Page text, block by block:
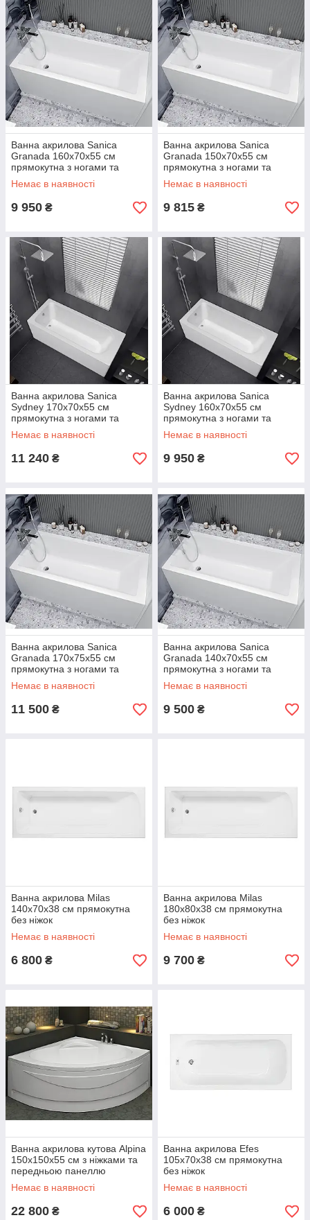
Ванна акрилова Sanica
Granada 160х70х55 см
прямокутна з ногами та
передньою панеллю
Немає в наявності
9 950 ₴
Ванна акрилова Sanica
Granada 150х70х55 см
прямокутна з ногами та
передньою панеллю
Немає в наявності
9 815 ₴
Ванна акрилова Sanica
Sydney 170х70х55 см
прямокутна з ногами та
передньою панеллю
Немає в наявності
11 240 ₴
Ванна акрилова Sanica
Sydney 160х70х55 см
прямокутна з ногами та
передньою панеллю
Немає в наявності
9 950 ₴
Ванна акрилова Sanica
Granada 170х75х55 см
прямокутна з ногами та
передньою панеллю
Немає в наявності
11 500 ₴
Ванна акрилова Sanica
Granada 140х70х55 см
прямокутна з ногами та
передньою панеллю
Немає в наявності
9 500 ₴
Ванна акрилова Milas
140x70х38 см прямокутна
без ніжок
Немає в наявності
6 800 ₴
Ванна акрилова Milas
180x80х38 см прямокутна
без ніжок
Немає в наявності
9 700 ₴
Ванна акрилова кутова Alpina
150х150х55 см з ніжками та
передньою панеллю
Немає в наявності
22 800 ₴
Ванна акрилова Efes
105x70х38 см прямокутна
без ніжок
Немає в наявності
6 000 ₴